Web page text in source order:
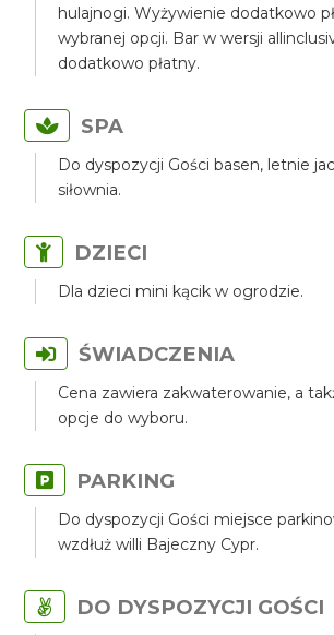
hulajnogi. Wyżywienie dodatkowo
wybranej opcji. Bar w wersji
dodatkowo płatny.
SPA
Do dyspozycji Gości basen, letnie
siłownia.
DZIECI
Dla dzieci mini kącik w ogrodzie.
ŚWIADCZENIA
Cena zawiera zakwaterowanie, a
opcje do wyboru.
PARKING
Do dyspozycji Gości miejsce
wzdłuż willi Bajeczny Cypr.
DO DYSPOZYCJI GOŚCI